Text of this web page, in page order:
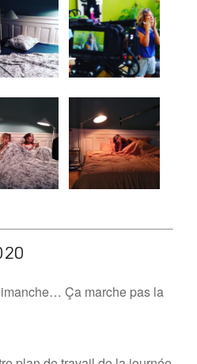
Ça marche pas la